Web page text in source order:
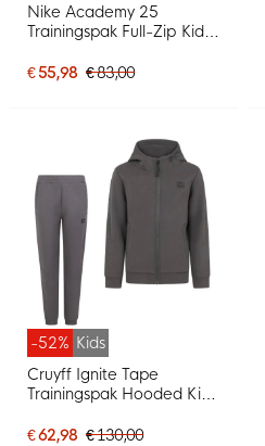
Nike Academy 25
Trainingspak Full-Zip Kids
€ 55,98 € 83,00
-52% Kids
Cruyff Ignite Tape
Trainingspak Hooded Kids
€ 62,98 € 130,00